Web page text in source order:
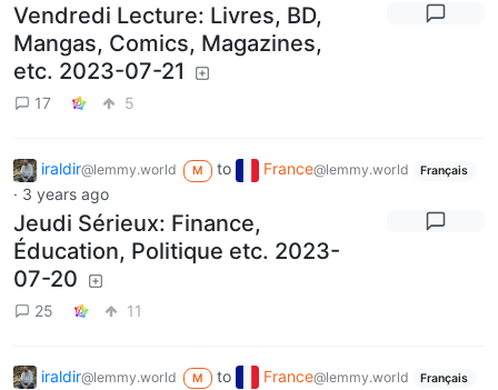
Vendredi Lecture: Livres, BD,
Mangas, Comics, Magazines,
etc. 2023-07-21
17 5
iraldir@lemmy.world M to France@lemmy.world Français
· 3 years ago
Jeudi Sérieux: Finance,
Éducation, Politique etc. 2023-
07-20
25 11
iraldir@lemmy.world M to France@lemmy.world Français